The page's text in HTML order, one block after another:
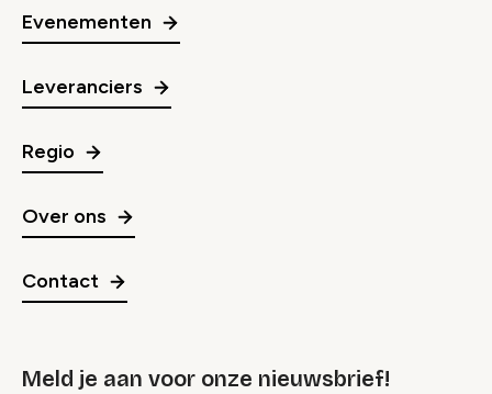
Evenementen
Leveranciers
Regio
Over ons
Contact
Meld je aan voor onze nieuwsbrief!